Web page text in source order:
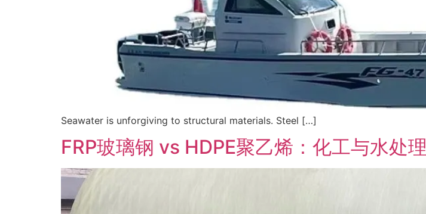
Seawater is unforgiving to structural materials. Steel […]
FRP玻璃钢 vs HDPE聚乙烯：化工与水处理